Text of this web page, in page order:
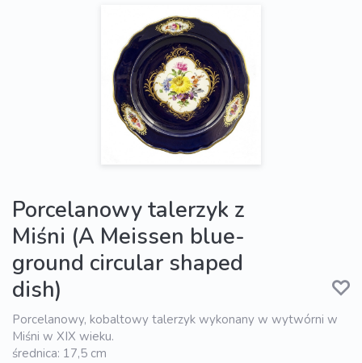
Porcelanowy talerzyk z
Miśni (A Meissen blue-
ground circular shaped
dish)
Porcelanowy, kobaltowy talerzyk wykonany w wytwórni w
Miśni w XIX wieku.
średnica: 17,5 cm